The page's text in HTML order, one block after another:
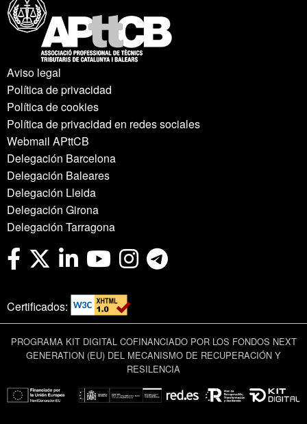
Aviso legal
Política de privacidad
Política de cookies
Política de privacidad en redes sociales
Webmail APttCB
Delegación Barcelona
Delegación Baleares
Delegación Lleida
Delegación Girona
Delegación Tarragona
Certificados:
PROGRAMA KIT DIGITAL COFINANCIADO POR LOS FONDOS NEXT
GENERATION (EU) DEL MECANISMO DE RECUPERACIÓN Y
RESILENCIA